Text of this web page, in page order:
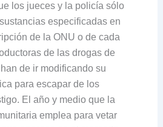
los jueces y la policía sólo
especificadas en
de la ONU o de cada
de las drogas de
de ir modificando su
para escapar de los
El año y medio que la
emplea para vetar